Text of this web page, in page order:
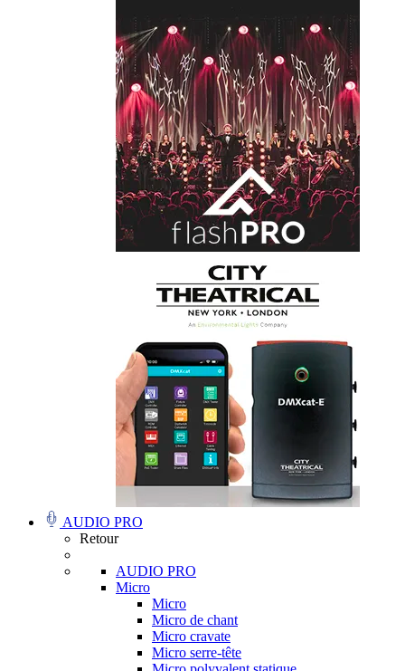
AUDIO PRO
Retour
AUDIO PRO
Micro
Micro
Micro de chant
Micro cravate
Micro serre-tête